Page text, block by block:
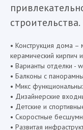
строительства.
• Конструкция дома –
керамический кирпич
• Варианты отделки -
• Балконы с
• Микс
• Дизайнерские
• Детские и
• Скоростные
• Развитая